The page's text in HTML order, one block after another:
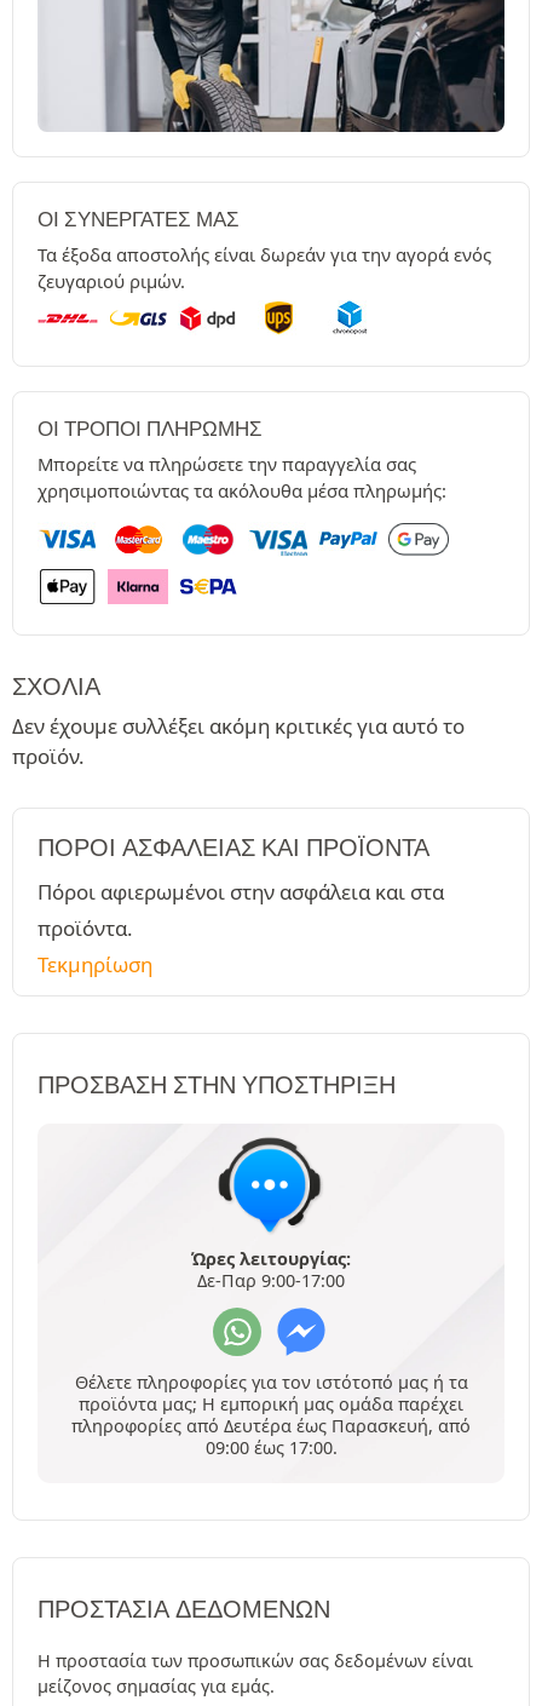
ΟΙ ΣΥΝΕΡΓΆΤΕΣ ΜΑΣ
Τα έξοδα αποστολής είναι δωρεάν για την αγορά ενός
ζευγαριού ριμών.
ΟΙ ΤΡΌΠΟΙ ΠΛΗΡΩΜΉΣ
Μπορείτε να πληρώσετε την παραγγελία σας
χρησιμοποιώντας τα ακόλουθα μέσα πληρωμής:
ΣΧΌΛΙΑ
Δεν έχουμε συλλέξει ακόμη κριτικές για αυτό το
προϊόν.
ΠΌΡΟΙ ΑΣΦΑΛΕΊΑΣ ΚΑΙ ΠΡΟΪΌΝΤΑ
Πόροι αφιερωμένοι στην ασφάλεια και στα
προϊόντα.
Τεκμηρίωση
ΠΡΌΣΒΑΣΗ ΣΤΗΝ ΥΠΟΣΤΉΡΙΞΗ
Ώρες λειτουργίας:
Δε-Παρ 9:00-17:00
Θέλετε πληροφορίες για τον ιστότοπό μας ή τα
προϊόντα μας; Η εμπορική μας ομάδα παρέχει
πληροφορίες από Δευτέρα έως Παρασκευή, από
09:00 έως 17:00.
ΠΡΟΣΤΑΣΊΑ ΔΕΔΟΜΈΝΩΝ
Η προστασία των προσωπικών σας δεδομένων είναι
μείζονος σημασίας για εμάς.